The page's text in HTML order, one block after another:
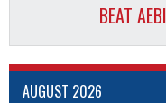
BEAT
AUGUST 2026